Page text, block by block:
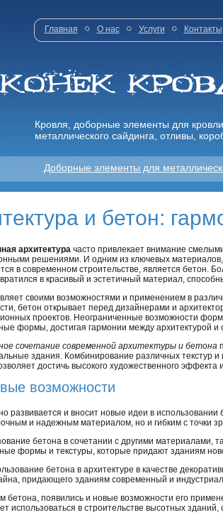
Главная О нас Услуги Контакты
Кровля, доборные элементы для
металлического сайдинга, отливы,
Доборные элементы для
и бетон:
архитектура часто привлекает внимание
решениями. И одним из ключевых материалов,
в современном строительстве, является бетон.
в красивый и эстетичный материал,
своими возможностями и применением в
бетон открывает перед дизайнерами и
проектов. Неограниченные возможности
формы, достигая гармонии между архитектурой
сочетание современной архитектуры и бетона
здания. Комбинирование различных текстур и
достичь высокого художественного
возможности
развивается и вносит новые идеи в
и надежным материалом, но и гибким с точки
бетона в сочетании с другими материалами,
формы и текстуры, которые придают зданиям
бетона в архитектуре в качестве
придающего зданиям современный и
бетона, появились и новые возможности его
использоваться в строительстве высотных